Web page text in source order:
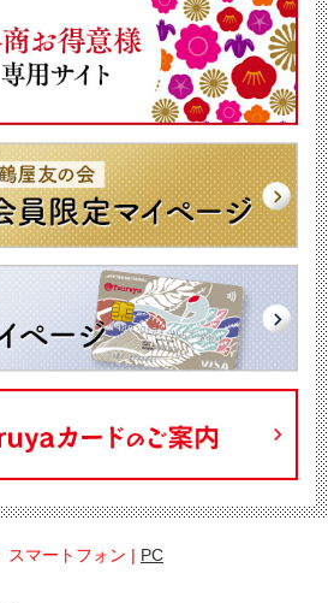
スマートフォン | PC